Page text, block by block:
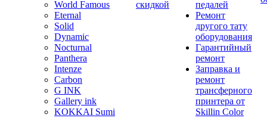
World Famous
Eternal
Solid
Dynamic
Nocturnal
Panthera
Intenze
Carbon
G INK
Gallery ink
KOKKAI Sumi
скидкой
педалей
Ремонт
другого тату
оборудования
Гарантийный
ремонт
Заправка и
ремонт
трансферного
принтера от
Skillin Color